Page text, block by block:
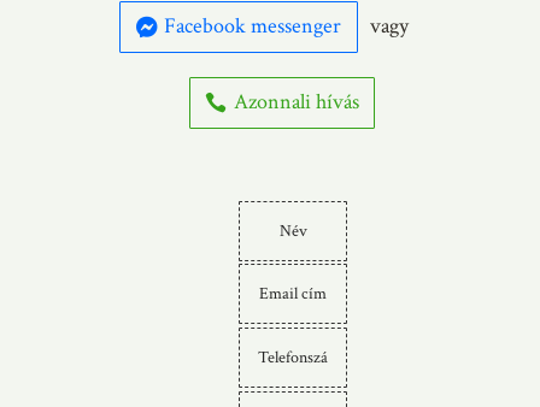
Facebook messenger vagy
Azonnali hívás